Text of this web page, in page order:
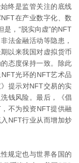
终是监管关注的底线
在产业数字化、数
是，“脱实向虚”的NFT
法金融活动等隐患，
以来我国对虚拟货币
态度保持一致。除此
光环的NFT艺术品
提示对NFT交易的实
钱风险。最后，《倡
不为投资NFT提供融
NFT行业从而增加炒
规定也与世界各国的